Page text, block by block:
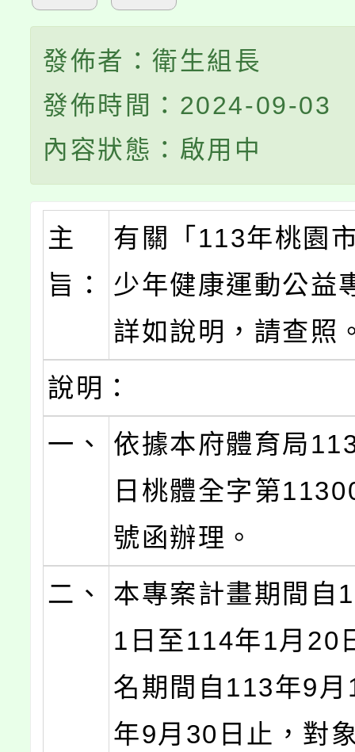
發佈者：衛生組長
發佈時間：2024-09-03
內容狀態：啟用中
主
旨：
有關「113年桃園
少年健康運動公益
詳如說明，請查照
說明：
一、
依據本府體育局
日桃體全字第
號函辦理。
二、
本專案計畫期間自
1日至114年1月20
名期間自113年9
年9月30日止，對